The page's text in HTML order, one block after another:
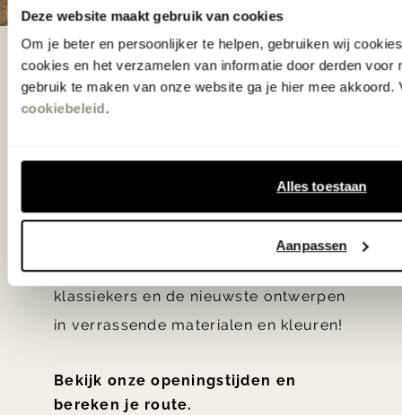
Deze website maakt gebruik van cookies
Om je beter en persoonlijker te helpen, gebruiken wij
cookies en het verzamelen van informatie door derden voor
gebruik te maken van onze website ga je hier mee akkoord.
cookiebeleid.
Alles toestaan
Aanpassen
De woonwinkel
gezien op tv!
'Weer verliefd op je huis' niet? We
hebben met liefde de mooiste woon-,
samengesteld met de mooiste
klassiekers en de nieuwste ontwerpen
in verrassende materialen en kleuren!
Bekijk onze openingstijden en
bereken je route.